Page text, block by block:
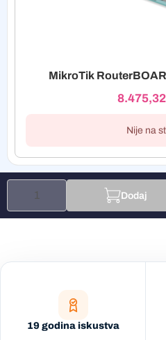
MikroTik
8.475,32
Nije na
Dodaj
19 godina iskustva